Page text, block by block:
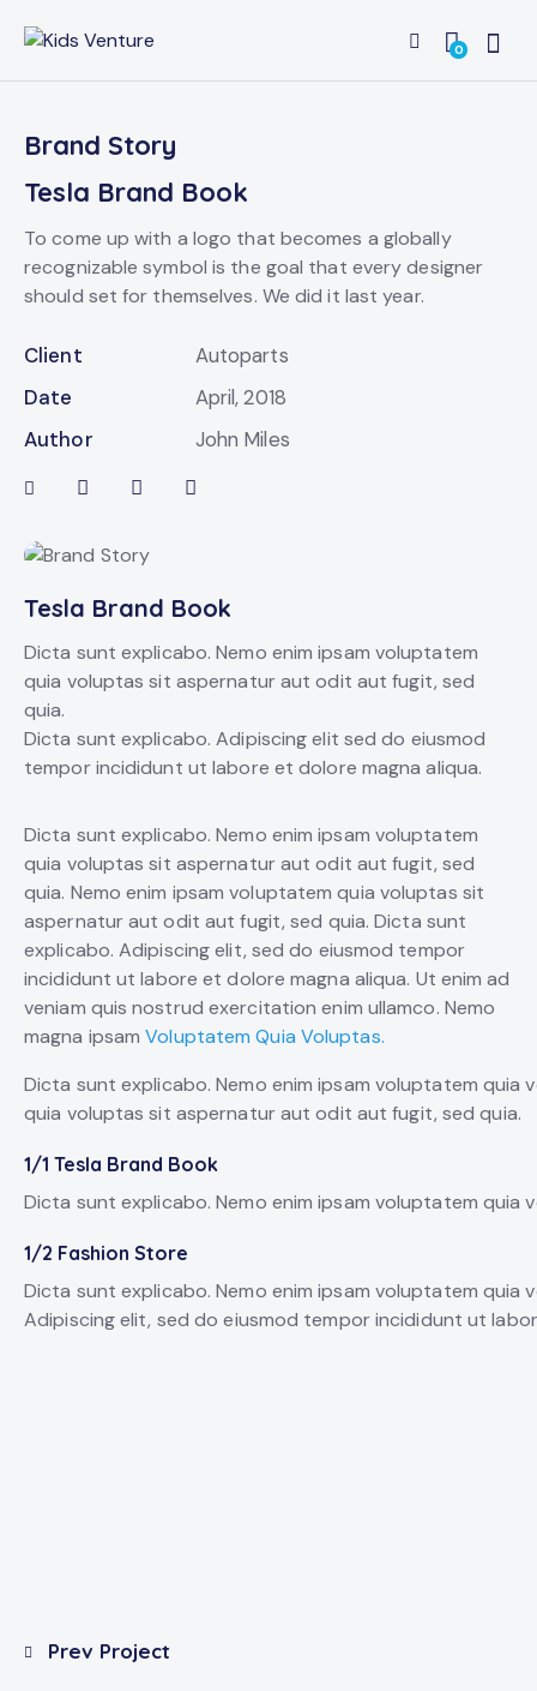
0
Brand Story
Tesla Brand Book
To come up with a logo that becomes a globally
recognizable symbol is the goal that every designer
should set for themselves. We did it last year.
Client
Autoparts
Date
April, 2018
Author
John Miles
Tesla Brand Book
Dicta sunt explicabo. Nemo enim ipsam voluptatem
quia voluptas sit aspernatur aut odit aut fugit, sed
quia.
Dicta sunt explicabo. Adipiscing elit sed do eiusmod
tempor incididunt ut labore et dolore magna aliqua.
Dicta sunt explicabo. Nemo enim ipsam voluptatem
quia voluptas sit aspernatur aut odit aut fugit, sed
quia. Nemo enim ipsam voluptatem quia voluptas sit
aspernatur aut odit aut fugit, sed quia. Dicta sunt
explicabo. Adipiscing elit, sed do eiusmod tempor
incididunt ut labore et dolore magna aliqua. Ut enim ad
veniam quis nostrud exercitation enim ullamco. Nemo
magna ipsamVoluptatem Quia Voluptas.
Dicta sunt explicabo. Nemo enim ipsam voluptatem
quia voluptas sit aspernatur aut odit aut fugit, sed quia.
1/1 Tesla Brand Book
Dicta sunt explicabo. Nemo enim ipsam voluptatem
1/2 Fashion Store
Dicta sunt explicabo. Nemo enim ipsam voluptatem
Adipiscing elit, sed do eiusmod tempor incididunt ut
Post
Prev Project